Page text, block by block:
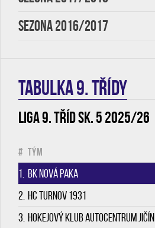
SEZONA 2016/2017
TABULKA 9. třídy
Liga 9. tříd sk. 5 2025/26
# Tým
1. BK Nová Paka
2. HC Turnov 1931
3. Hokejový klub Autocentrum Jičín